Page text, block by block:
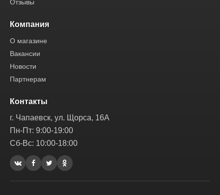
Отзывы
Компания
О магазине
Вакансии
Новости
Партнерам
Контакты
г. Чапаевск, ул. Щорса, 16А
Пн-Пт: 9:00-19:00
Сб-Вс: 10:00-18:00